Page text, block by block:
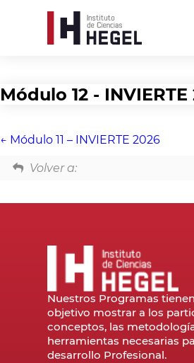
Módulo 12 - INVIERTE
Módulo 11 – INVIERTE 2026
Volver a:
Nuestros Programas
objetivo mostrar a los
conceptos, las
herramientas necesarias
desarrollo Profesional.